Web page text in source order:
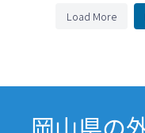
Load More